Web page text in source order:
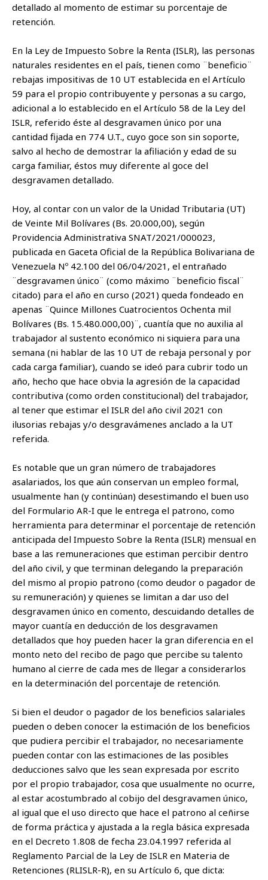
detallado al momento de estimar su porcentaje de
retención.
En la Ley de Impuesto Sobre la Renta (ISLR), las personas
naturales residentes en el país, tienen como ¨beneficio¨
rebajas impositivas de 10 UT establecida en el Artículo
59 para el propio contribuyente y personas a su cargo,
adicional a lo establecido en el Artículo 58 de la Ley del
ISLR, referido éste al desgravamen único por una
cantidad fijada en 774 U.T., cuyo goce son sin soporte,
salvo al hecho de demostrar la afiliación y edad de su
carga familiar, éstos muy diferente al goce del
desgravamen detallado.
Hoy, al contar con un valor de la Unidad Tributaria (UT)
de Veinte Mil Bolívares (Bs. 20.000,00), según
Providencia Administrativa SNAT/2021/000023,
publicada en Gaceta Oficial de la República Bolivariana de
Venezuela Nº 42.100 del 06/04/2021, el entrañado
¨desgravamen único¨ (como máximo ¨beneficio fiscal¨
citado) para el año en curso (2021) queda fondeado en
apenas ¨Quince Millones Cuatrocientos Ochenta mil
Bolívares (Bs. 15.480.000,00)¨, cuantía que no auxilia al
trabajador al sustento económico ni siquiera para una
semana (ni hablar de las 10 UT de rebaja personal y por
cada carga familiar), cuando se ideó para cubrir todo un
año, hecho que hace obvia la agresión de la capacidad
contributiva (como orden constitucional) del trabajador,
al tener que estimar el ISLR del año civil 2021 con
ilusorias rebajas y/o desgravámenes anclado a la UT
referida.
Es notable que un gran número de trabajadores
asalariados, los que aún conservan un empleo formal,
usualmente han (y continúan) desestimando el buen uso
del Formulario AR-I que le entrega el patrono, como
herramienta para determinar el porcentaje de retención
anticipada del Impuesto Sobre la Renta (ISLR) mensual en
base a las remuneraciones que estiman percibir dentro
del año civil, y que terminan delegando la preparación
del mismo al propio patrono (como deudor o pagador de
su remuneración) y quienes se limitan a dar uso del
desgravamen único en comento, descuidando detalles de
mayor cuantía en deducción de los desgravamen
detallados que hoy pueden hacer la gran diferencia en el
monto neto del recibo de pago que percibe su talento
humano al cierre de cada mes de llegar a considerarlos
en la determinación del porcentaje de retención.
Si bien el deudor o pagador de los beneficios salariales
pueden o deben conocer la estimación de los beneficios
que pudiera percibir el trabajador, no necesariamente
pueden contar con las estimaciones de las posibles
deducciones salvo que les sean expresada por escrito
por el propio trabajador, cosa que usualmente no ocurre,
al estar acostumbrado al cobijo del desgravamen único,
al igual que el uso directo que hace el patrono al ceñirse
de forma práctica y ajustada a la regla básica expresada
en el Decreto 1.808 de fecha 23.04.1997 referida al
Reglamento Parcial de la Ley de ISLR en Materia de
Retenciones (RLISLR-R), en su Artículo 6, que dicta: